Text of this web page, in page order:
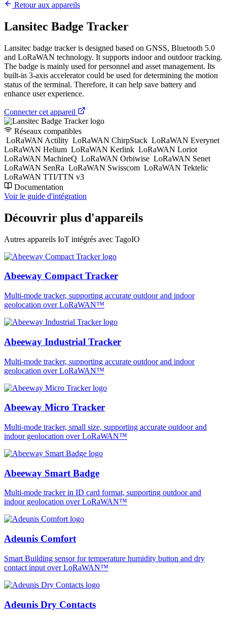
Retour aux appareils
Lansitec Badge Tracker
Lansitec badge tracker is designed based on GNSS, Bluetooth 5.0
and LoRaWAN technology. It supports indoor and outdoor tracking.
The badge is mainly used for personnel and asset management. Its
built-in 3-axis accelerator could be used for determining the motion
status of the terminal. Therefore, it can help save battery and
enhance user experience.
Connecter cet appareil
Réseaux compatibles
LoRaWAN Actility LoRaWAN ChirpStack LoRaWAN Everynet
LoRaWAN Helium LoRaWAN Kerlink LoRaWAN Loriot
LoRaWAN MachineQ LoRaWAN Orbiwise LoRaWAN Senet
LoRaWAN SenRa LoRaWAN Swisscom LoRaWAN Tektelic
LoRaWAN TTI/TTN v3
Documentation
Voir le guide d'intégration
Découvrir plus d'appareils
Autres appareils IoT intégrés avec TagoIO
Abeeway Compact Tracker
Multi-mode tracker, supporting accurate outdoor and indoor
geolocation over LoRaWAN™
Abeeway Industrial Tracker
Multi-mode tracker, supporting accurate outdoor and indoor
geolocation over LoRaWAN™
Abeeway Micro Tracker
Multi-mode tracker, small size, supporting accurate outdoor and
indoor geolocation over LoRaWAN™
Abeeway Smart Badge
Multi-mode tracker in ID card format, supporting outdoor and
indoor geolocation over LoRaWAN™
Adeunis Comfort
Smart Building sensor for temperature humidity button and dry
contact input over LoRaWAN™
Adeunis Dry Contacts